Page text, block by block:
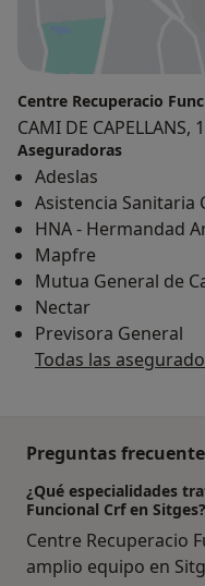
Centre Recuperacio
CAMI DE CAPELLANS,
Aseguradoras
Adeslas
Asistencia Sanitaria
HNA - Hermandad
Mapfre
Mutua General de
Nectar
Previsora General
Todas las
Preguntas
¿Qué especialidades
Funcional Crf en Sitges?
Centre Recuperacio
amplio equipo en